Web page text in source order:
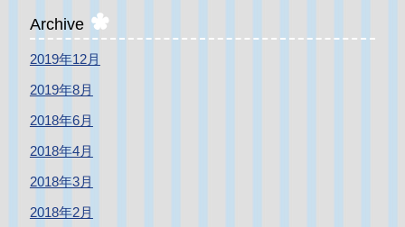
Archive
2019年12月
2019年8月
2018年6月
2018年4月
2018年3月
2018年2月